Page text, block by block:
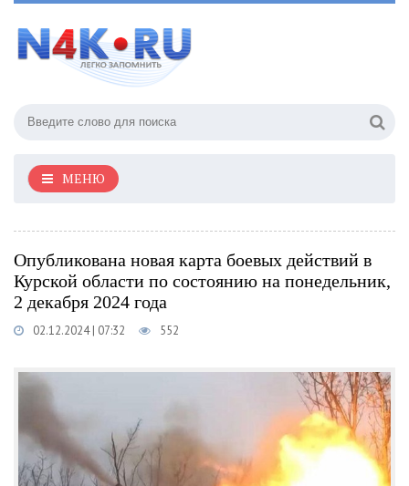
МЕНЮ
Опубликована новая карта боевых действий в
Курской области по состоянию на понедельник,
2 декабря 2024 года
02.12.2024 | 07:32 552